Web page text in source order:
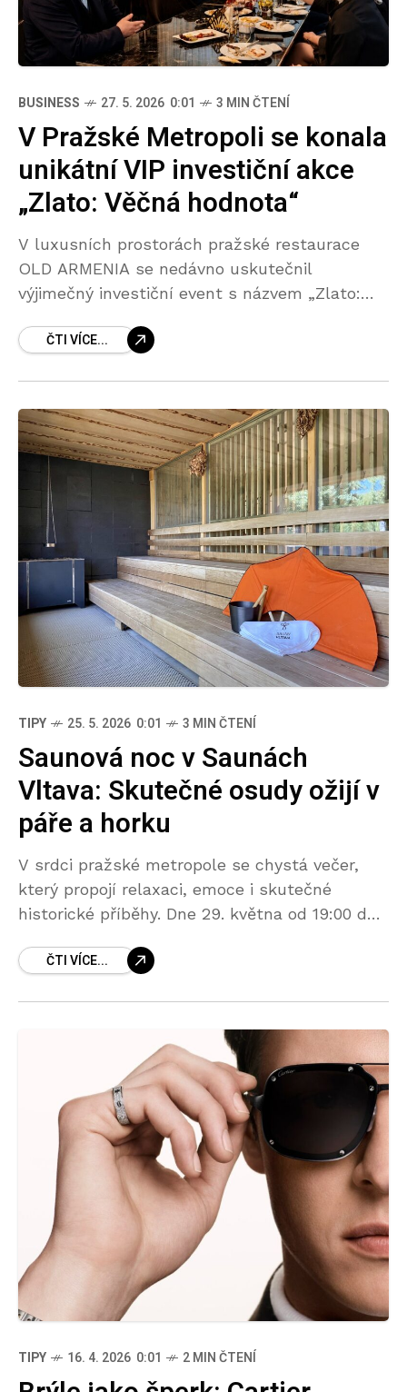
BUSINESS 27. 5. 2026 0:01 3 MIN ČTENÍ
V Pražské Metropoli se konala
unikátní VIP investiční akce
„Zlato: Věčná hodnota“
V luxusních prostorách pražské restaurace
OLD ARMENIA se nedávno uskutečnil
výjimečný investiční event s názvem „Zlato:
Goldenhouse.cz, jeden z významných hráčů na
ČTI VÍCE...
TIPY 25. 5. 2026 0:01 3 MIN ČTENÍ
Saunová noc v Saunách
Vltava: Skutečné osudy ožijí v
páře a horku
V srdci pražské metropole se chystá večer,
který propojí relaxaci, emoce i skutečné
historické příběhy. Dne 29. května od 19:00 do
výjimečná Saunová
ČTI VÍCE...
TIPY 16. 4. 2026 0:01 2 MIN ČTENÍ